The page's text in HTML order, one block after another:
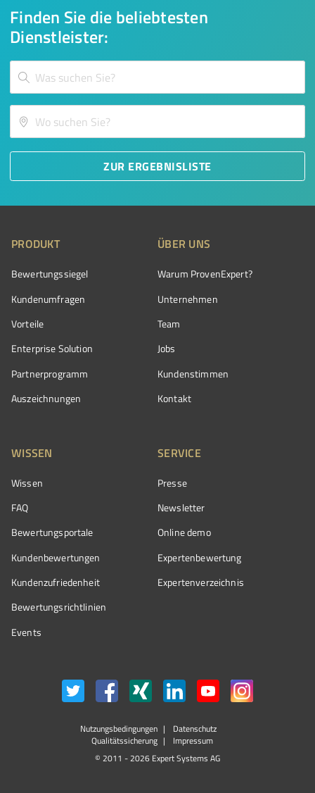
Finden Sie die beliebtesten
Dienstleister:
ZUR ERGEBNISLISTE
PRODUKT
Bewertungssiegel
Kundenumfragen
Vorteile
Enterprise Solution
Partnerprogramm
Auszeichnungen
ÜBER UNS
Warum ProvenExpert?
Unternehmen
Team
Jobs
Kundenstimmen
Kontakt
WISSEN
Wissen
FAQ
Bewertungsportale
Kundenbewertungen
Kundenzufriedenheit
Bewertungs­richtlinien
Events
SERVICE
Presse
Newsletter
Online demo
Expertenbewertung
Expertenverzeichnis
Nutzungsbedingungen
Datenschutz
Qualitätssicherung
Impressum
© 2011 - 2026 Expert Systems AG